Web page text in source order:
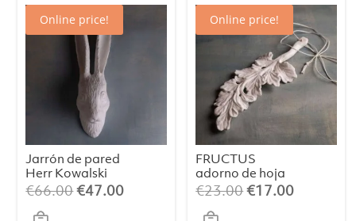
Online price!
Jarrón de pared
Herr Kowalski
blanco
€66.00El
€47.00El
Online price!
FRUCTUS
adorno de hoja
W
€23.00El
€17.00El